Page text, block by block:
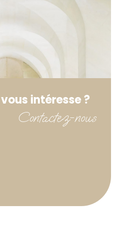
intéresse ?
Contactez-nous